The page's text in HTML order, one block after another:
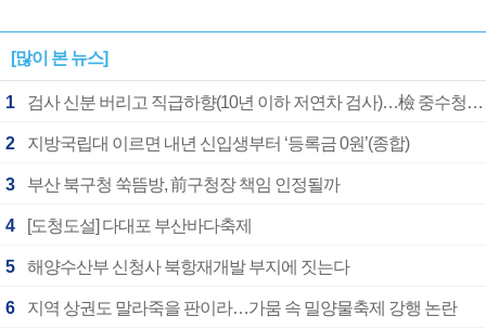
[많이 본 뉴스]
1 검사 신분 버리고 직급하향(10년 이하 저연차 검사)…檢 중수청행 기피
2 지방국립대 이르면 내년 신입생부터 ‘등록금 0원’(종합)
3 부산 북구청 쑥뜸방, 前구청장 책임 인정될까
4 [도청도설] 다대포 부산바다축제
5 해양수산부 신청사 북항재개발 부지에 짓는다
6 지역 상권도 말라죽을 판이라…가뭄 속 밀양물축제 강행 논란